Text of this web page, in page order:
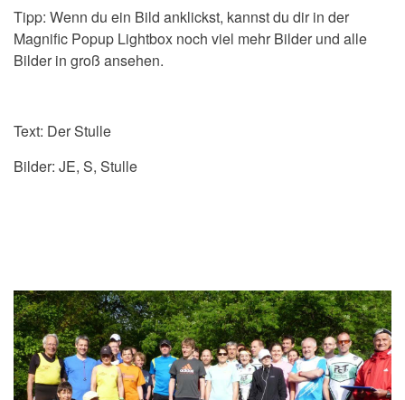
Tipp: Wenn du ein Bild anklickst, kannst du dir in der
Magnific Popup Lightbox noch viel mehr Bilder und alle
Bilder in groß ansehen.
Text: Der Stulle
Bilder: JE, S, Stulle